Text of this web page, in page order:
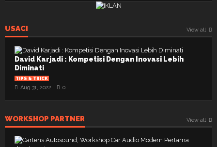
USACI View all
David Karjadi : Kompetisi Dengan Inovasi Lebih
Diminati
TIPS & TRICK
Aug 31, 2022 0
WORKSHOP PARTNER View all